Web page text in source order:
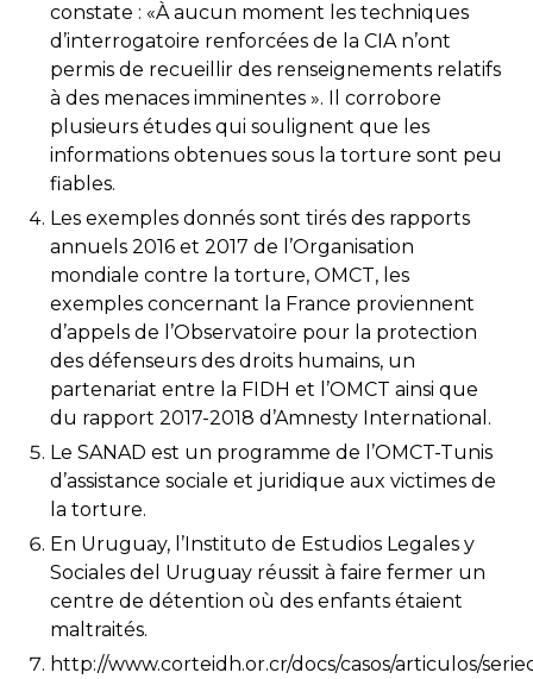
constate : «À aucun moment les techniques
d’interrogatoire renforcées de la CIA n’ont
permis de recueillir des renseignements relatifs
à des menaces imminentes ». Il corrobore
plusieurs études qui soulignent que les
informations obtenues sous la torture sont peu
fiables.
Les exemples donnés sont tirés des rapports
annuels 2016 et 2017 de l’Organisation
mondiale contre la torture, OMCT, les
exemples concernant la France proviennent
d’appels de l’Observatoire pour la protection
des défenseurs des droits humains, un
partenariat entre la FIDH et l’OMCT ainsi que
du rapport 2017-2018 d’Amnesty International.
Le SANAD est un programme de l’OMCT-Tunis
d’assistance sociale et juridique aux victimes de
la torture.
En Uruguay, l’Instituto de Estudios Legales y
Sociales del Uruguay réussit à faire fermer un
centre de détention où des enfants étaient
maltraités.
http://www.corteidh.or.cr/docs/casos/articulos/